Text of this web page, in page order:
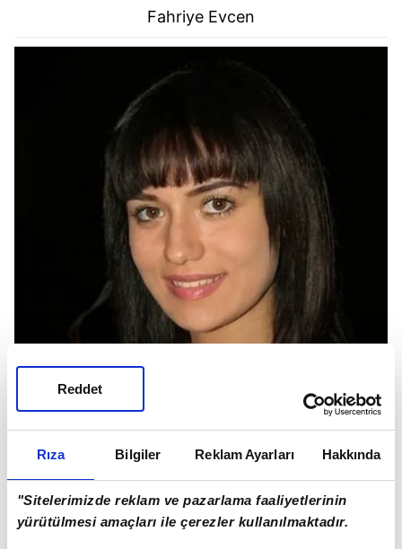
Rıza Bilgiler Reklam Ayarları Hakkında
"Sitelerimizde reklam ve pazarlama faaliyetlerinin
yürütülmesi amaçları ile çerezler kullanılmaktadır.
Reddet
Fahriye Evcen